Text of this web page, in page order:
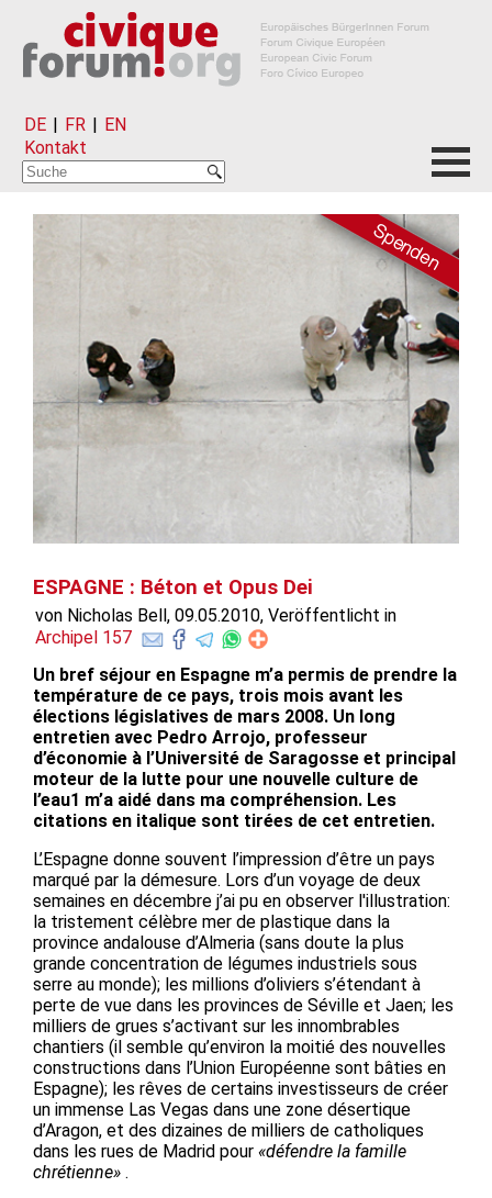
DE | FR | EN
Kontakt
ESPAGNE : Béton et Opus Dei
von Nicholas Bell, 09.05.2010, Veröffentlicht in
Archipel 157
Un bref séjour en Espagne m’a permis de prendre la
température de ce pays, trois mois avant les
élections législatives de mars 2008. Un long
entretien avec Pedro Arrojo, professeur
d’économie à l’Université de Saragosse et principal
moteur de la lutte pour une nouvelle culture de
l’eau1 m’a aidé dans ma compréhension. Les
citations en italique sont tirées de cet entretien.
L’Espagne donne souvent l’impression d’être un pays
marqué par la démesure. Lors d’un voyage de deux
semaines en décembre j’ai pu en observer l'illustration:
la tristement célèbre mer de plastique dans la
province andalouse d’Almeria (sans doute la plus
grande concentration de légumes industriels sous
serre au monde); les millions d’oliviers s’étendant à
perte de vue dans les provinces de Séville et Jaen; les
milliers de grues s’activant sur les innombrables
chantiers (il semble qu’environ la moitié des nouvelles
constructions dans l’Union Européenne sont bâties en
Espagne); les rêves de certains investisseurs de créer
un immense Las Vegas dans une zone désertique
d’Aragon, et des dizaines de milliers de catholiques
dans les rues de Madrid pour «défendre la famille
chrétienne» .